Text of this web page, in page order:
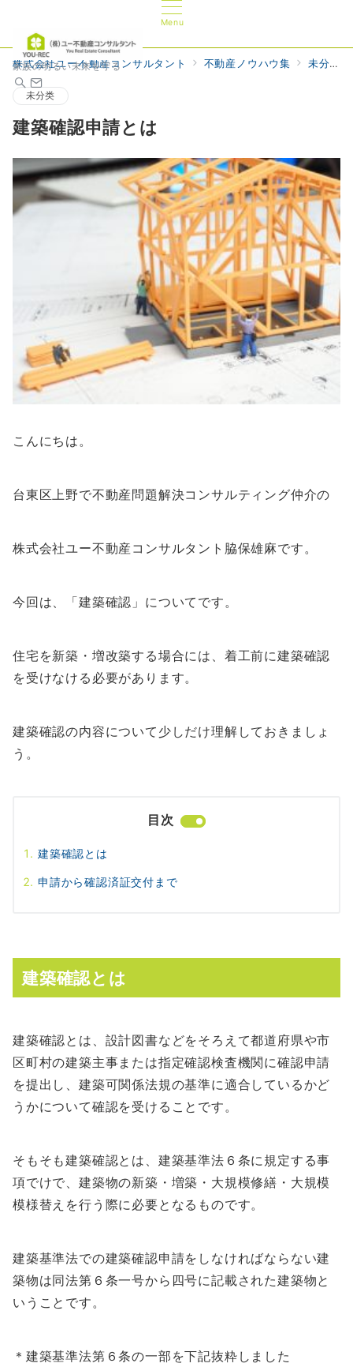
Menu
家族の明るい未来を守る
株式会社ユー不動産コンサルタント 不動産ノウハウ集 未分类
未分类
建築確認申請とは
こんにちは。
台東区上野で不動産問題解決コンサルティング仲介の
株式会社ユー不動産コンサルタント脇保雄麻です。
今回は、「建築確認」についてです。
住宅を新築・増改築する場合には、着工前に建築確認
を受けなける必要があります。
建築確認の内容について少しだけ理解しておきましょ
う。
目次
建築確認とは
申請から確認済証交付まで
建築確認とは
建築確認とは、設計図書などをそろえて都道府県や市
区町村の建築主事または指定確認検査機関に確認申請
を提出し、建築可関係法規の基準に適合しているかど
うかについて確認を受けることです。
そもそも建築確認とは、建築基準法６条に規定する事
項でけで、建築物の新築・増築・大規模修繕・大規模
模様替えを行う際に必要となるものです。
建築基準法での建築確認申請をしなければならない建
築物は同法第６条一号から四号に記載された建築物と
いうことです。
＊建築基準法第６条の一部を下記抜粋しました